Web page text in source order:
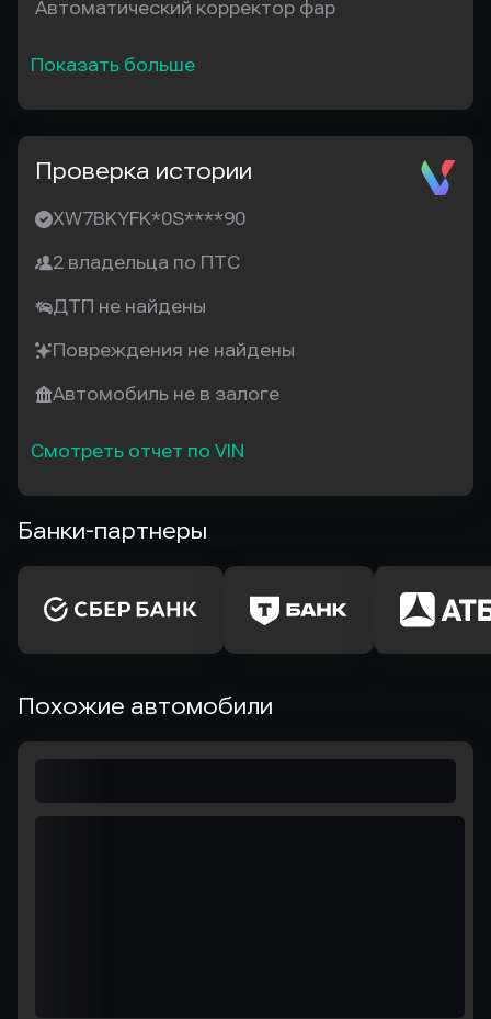
Автоматический корректор фар
Показать больше
Проверка истории
XW7BKYFK*0S****90
2 владельца по ПТС
ДТП не найдены
Повреждения не найдены
Автомобиль не в залоге
Смотреть отчет по VIN
Банки-партнеры
Похожие автомобили